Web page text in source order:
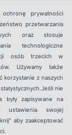
prywatności
przetwarzania
oraz stosuje
technologiczne
osób trzecich w
Używamy także
korzystanie z naszych
nie
były zapisywane na
ustawienia swojej
aby zaakceptować